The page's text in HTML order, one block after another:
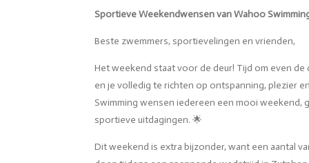
Sportieve Weekendwensen van Wahoo
Beste zwemmers, sportievelingen en vrienden,
Het weekend staat voor de deur! Tijd om even
en je volledig te richten op ontspanning, plezier
Swimming wensen iedereen een mooi weekend,
sportieve uitdagingen. 🌟
Dit weekend is extra bijzonder, want een aantal